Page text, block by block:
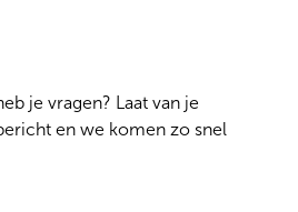
je vragen? Laat van je
en we komen zo snel